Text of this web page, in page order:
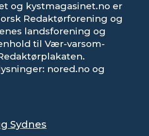
og kystmagasinet.no er
Redaktørforening og
landsforening og
til Vær-varsom-
nored.no og
Sydnes